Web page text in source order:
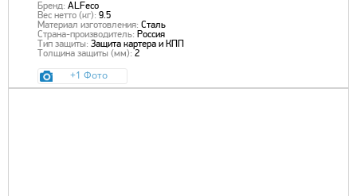
Бренд: ALFeco
Вес нетто (кг): 9.5
Материал изготовления: Сталь
Страна-производитель: Россия
Тип защиты: Защита картера и КПП
Толщина защиты (мм): 2
+1 Фото